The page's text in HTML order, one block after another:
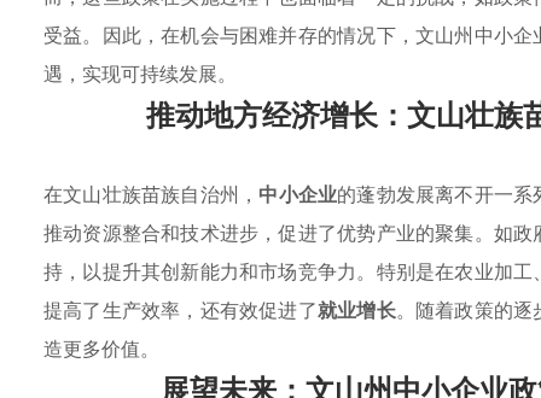
受益。因此，在机会与困难并存的情况下，文山州中小
遇，实现可持续发展。
推动地方经济增长：文山壮族
在文山壮族苗族自治州， 中小企业的蓬勃发展离不开一系
推动资源整合和技术进步，促进了优势产业的聚集。如
持，以提升其创新能力和市场竞争力。特别是在农业加
提高了生产效率，还有效促进了就业增长。随着政策的逐
造更多价值。
展望未来：文山州中小企业